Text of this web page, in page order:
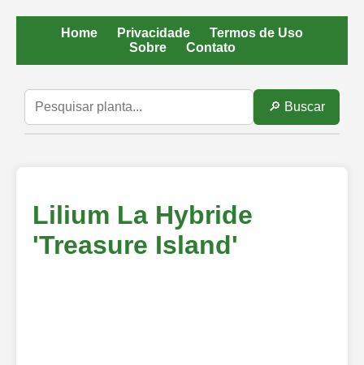
Home Privacidade
Termos de Uso
Sobre
Contato
🔎 Buscar
Lilium La Hybride
'Treasure Island'